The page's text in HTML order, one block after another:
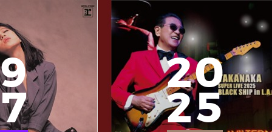
9
7
20
25